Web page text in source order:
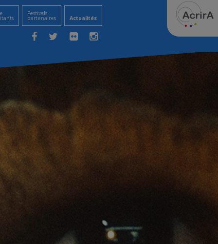
Festivals
partenaires Actualités